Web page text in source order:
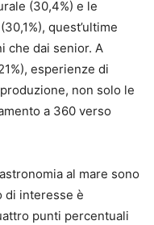
(30,4%) e le
quest’ultime
che dai senior. A
esperienze di
non solo le
a 360 verso
al mare sono
di interesse è
punti percentuali